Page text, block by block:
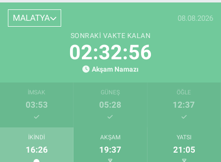
MALATYA 08.08.2026
SONRAKI VAKTE KALAN
02:32:54
Akşam Namazı
İMSAK
03:53
GÜNEŞ
05:28
ÖĞLE
12:37
İKINDI
16:26
AKŞAM
19:37
YATSI
21:05